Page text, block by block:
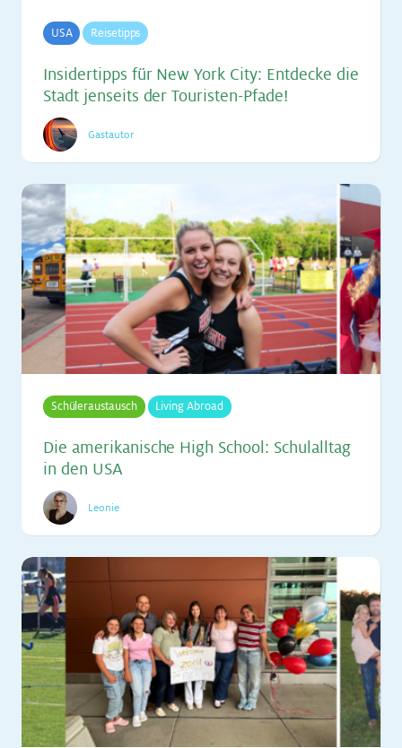
USA Reisetipps
In­si­der­tipps für New York City: Ent­de­cke die
Stadt jen­seits der Tou­ris­ten-Pfa­de!
Gastautor
Schüleraustausch Living Abroad
Die ame­ri­ka­ni­sche High School: Schul­all­tag
in den USA
Leonie